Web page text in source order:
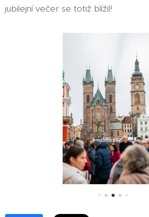
jubilejní večer se totiž blížil!